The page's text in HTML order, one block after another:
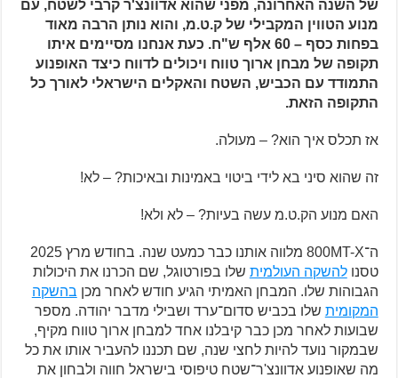
של השנה האחרונה, מפני שהוא אדוונצ'ר קרבי לשטח, עם
מנוע הטווין המקבילי של ק.ט.מ, והוא נותן הרבה מאוד
בפחות כסף – 60 אלף ש"ח. כעת אנחנו מסיימים איתו
תקופה של מבחן ארוך טווח ויכולים לדווח כיצד האופנוע
התמודד עם הכביש, השטח והאקלים הישראלי לאורך כל
התקופה הזאת.
אז תכלס איך הוא? – מעולה.
זה שהוא סיני בא לידי ביטוי באמינות ובאיכות? – לא!
האם מנוע הק.ט.מ עשה בעיות? – לא ולא!
ה־800MT-X מלווה אותנו כבר כמעט שנה. בחודש מרץ 2025
טסנולהשקה העולמית שלו בפורטוגל, שם הכרנו את היכולות
הגבוהות שלו. המבחן האמיתי הגיע חודש לאחר מכן בהשקה
המקומית שלו בכביש סדום־ערד ושבילי מדבר יהודה. מספר
שבועות לאחר מכן כבר קיבלנו אחד למבחן ארוך טווח מקיף,
שבמקור נועד להיות לחצי שנה, שם תכננו להעביר אותו את כל
מה שאופנוע אדוונצ'ר־שטח טיפוסי בישראל חווה ולבחון את